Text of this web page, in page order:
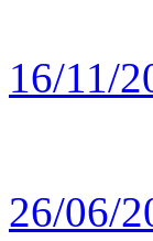
16/11/
26/06/